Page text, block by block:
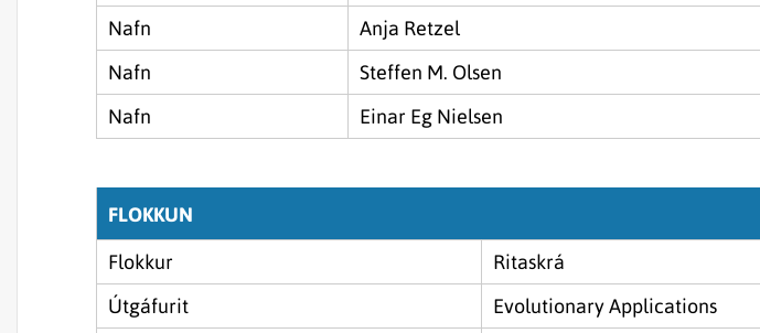
Nafn
Anja Retzel
Nafn
Steffen M. Olsen
Nafn
Einar Eg Nielsen
FLOKKUN
Flokkur
Ritaskrá
Útgáfurit
Evolutionary Applications